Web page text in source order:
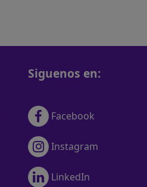
Siguenos en:
Facebook
Instagram
LinkedIn